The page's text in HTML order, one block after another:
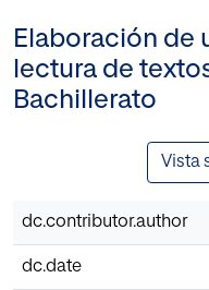
Elaboración de
lectura de
Bachillerato
Vista
dc.contributor.author
dc.date